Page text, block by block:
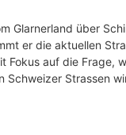
Glarnerland über
er die aktuellen
Fokus auf die Frage,
Schweizer Strassen